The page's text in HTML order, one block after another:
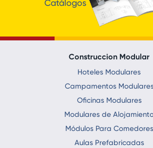
Catálogos
Construccion Modular
Hoteles Modulares
Campamentos
Oficinas Modulares
Modulares de
Módulos Para Comedores
Aulas Prefabricadas